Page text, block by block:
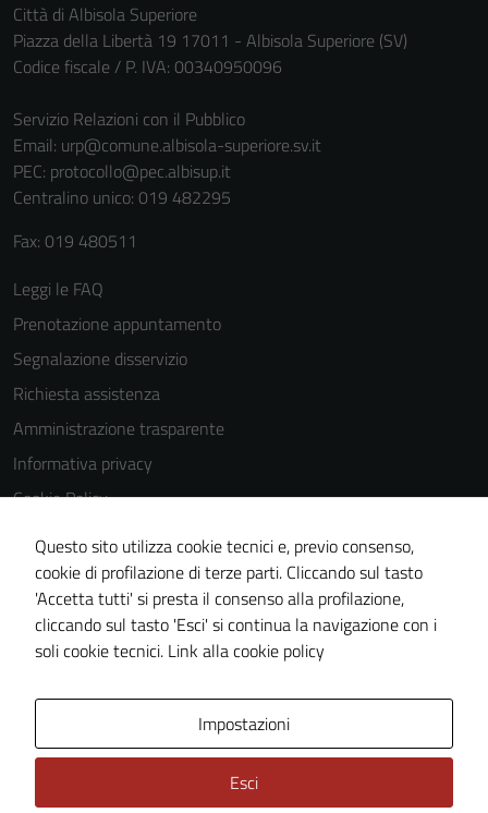
Città di Albisola Superiore
Piazza della Libertà 19 17011 - Albisola Superiore (SV)
Codice fiscale / P. IVA: 00340950096
Servizio Relazioni con il Pubblico
Email: urp@comune.albisola-superiore.sv.it
PEC: protocollo@pec.albisup.it
Centralino unico: 019 482295
Fax: 019 480511
Leggi le FAQ
Prenotazione appuntamento
Segnalazione disservizio
Richiesta assistenza
Amministrazione trasparente
Informativa privacy
Cookie Policy
Note legali
Dichiarazione di accessibilità
Piano di miglioramento del sito
Statistiche sito web
Questo sito utilizza cookie tecnici e, previo consenso,
cookie di profilazione di terze parti. Cliccando sul tasto
'Accetta tutti' si presta il consenso alla profilazione,
cliccando sul tasto 'Esci' si continua la navigazione con i
soli cookie tecnici. Link alla cookie policy
Impostazioni
Esci
del sito e non
possono
Questi cookie